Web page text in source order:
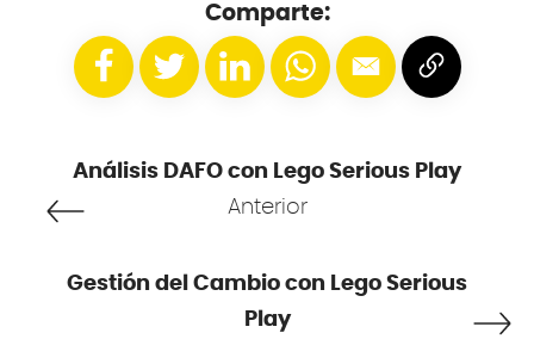
Comparte:
Análisis DAFO con Lego Serious Play
Anterior
Gestión del Cambio con Lego Serious
Play